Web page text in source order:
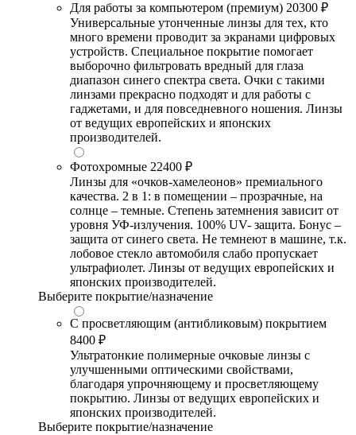
Для работы за компьютером (премиум) 20300 ₽
Универсальные утонченные линзы для тех, кто
много времени проводит за экранами цифровых
устройств. Специальное покрытие помогает
выборочно фильтровать вредный для глаза
диапазон синего спектра света. Очки с такими
линзами прекрасно подходят и для работы с
гаджетами, и для повседневного ношения. Линзы
от ведущих европейских и японских
производителей.
Фотохромные 22400 ₽
Линзы для «очков-хамелеонов» премиального
качества. 2 в 1: в помещении – прозрачные, на
солнце – темные. Степень затемнения зависит от
уровня УФ-излучения. 100% UV- защита. Бонус –
защита от синего света. Не темнеют в машине, т.к.
лобовое стекло автомобиля слабо пропускает
ультрафиолет. Линзы от ведущих европейских и
японских производителей.
Выберите покрытие/назначение
С просветляющим (антибликовым) покрытием
8400 ₽
Ультратонкие полимерные очковые линзы с
улучшенными оптическими свойствами,
благодаря упрочняющему и просветляющему
покрытию. Линзы от ведущих европейских и
японских производителей.
Выберите покрытие/назначение